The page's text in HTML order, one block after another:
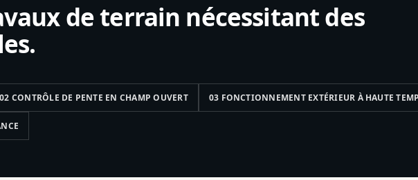
de terrain nécessitant des
02 CONTRÔLE DE PENTE EN CHAMP OUVERT 03 FONCTIONNEMENT EXTÉRIEUR À HAUTE